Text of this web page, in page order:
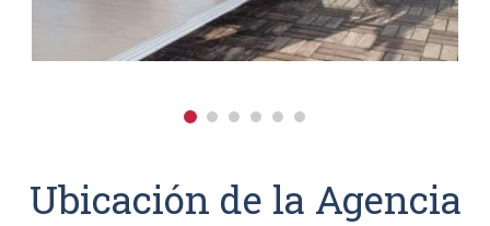
Ubicación de la Agencia